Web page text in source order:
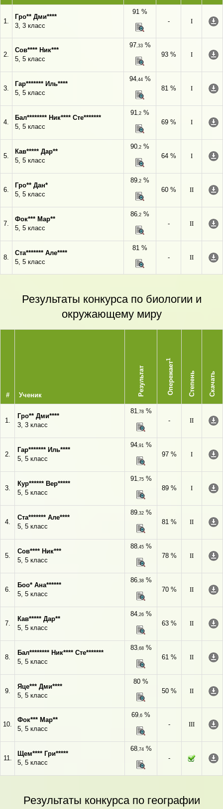
1.
Гро** Дми****
3, 3 класс
91 %
-
I
2.
Сов**** Ник***
5, 5 класс
97,33%
93 %
I
3.
Гар******* Иль****
5, 5 класс
94,44%
81 %
I
4.
Бал******** Ник**** Сте*******
5, 5 класс
91,2 %
69 %
I
5.
Кав***** Дар**
5, 5 класс
90,2 %
64 %
I
6.
Гро** Дан*
5, 5 класс
89,2 %
60 %
II
7.
Фок*** Мар**
5, 5 класс
86,2 %
-
II
8.
Ста******* Але****
5, 5 класс
81 %
-
II
Результаты конкурса по биологии и
окружающему миру
# Ученик Результат Опережает
1
Степень Скачать
1.
Гро** Дми****
3, 3 класс
81,78%
-
II
2.
Гар******* Иль****
5, 5 класс
94,91%
97 %
I
3.
Кур****** Вер*****
5, 5 класс
91,75%
89 %
I
4.
Ста******* Але****
5, 5 класс
89,32%
81 %
II
5.
Сов**** Ник***
5, 5 класс
88,45%
78 %
II
6.
Боо* Ана******
5, 5 класс
86,38%
70 %
II
7.
Кав***** Дар**
5, 5 класс
84,26%
63 %
II
8.
Бал******** Ник**** Сте*******
5, 5 класс
83,68%
61 %
II
9.
Яце*** Дми****
5, 5 класс
80 %
50 %
II
10.
Фок*** Мар**
5, 5 класс
69,6 %
-
III
11.
Щем**** Гри*****
5, 5 класс
68,74%
-
Результаты конкурса по географии